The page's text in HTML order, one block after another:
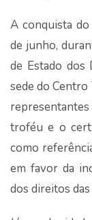
A conquista
de junho,
de Estado dos
sede do Centro
troféu e o
como
em favor da
dos direitos